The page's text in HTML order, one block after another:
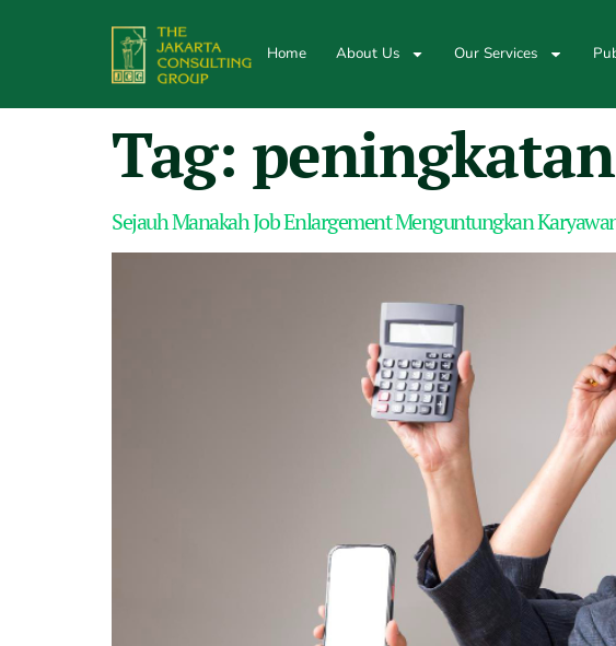
Home About Us Our Services
Tag:
Sejauh Manakah Job Enlargement Menguntungkan